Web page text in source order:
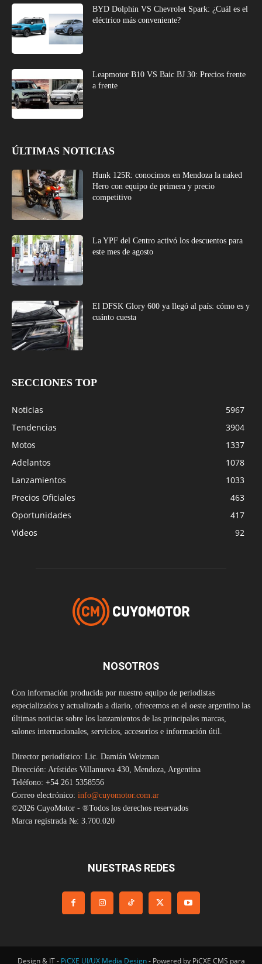
BYD Dolphin VS Chevrolet Spark: ¿Cuál es el
eléctrico más conveniente?
Leapmotor B10 VS Baic BJ 30: Precios frente
a frente
ÚLTIMAS NOTICIAS
Hunk 125R: conocimos en Mendoza la naked
Hero con equipo de primera y precio
competitivo
La YPF del Centro activó los descuentos para
este mes de agosto
El DFSK Glory 600 ya llegó al país: cómo es y
cuánto cuesta
SECCIONES TOP
Noticias
5967
Tendencias
3904
Motos
1337
Adelantos
1078
Lanzamientos
1033
Precios Oficiales
463
Oportunidades
417
Videos
92
NOSOTROS
Con información producida por nuestro equipo de periodistas
especializados y actualizada a diario, ofrecemos en el oeste argentino las
últimas noticias sobre los lanzamientos de las principales marcas,
salones internacionales, servicios, accesorios e información útil.
Director periodístico: Lic. Damián Weizman
Dirección: Arístides Villanueva 430, Mendoza, Argentina
Teléfono: +54 261 5358556
Correo electrónico: info@cuyomotor.com.ar
©2026 CuyoMotor - ®Todos los derechos reservados
Marca registrada №: 3.700.020
NUESTRAS REDES
Design & IT - PiCXE UI/UX Media Design- Powered by PiCXE CMS para